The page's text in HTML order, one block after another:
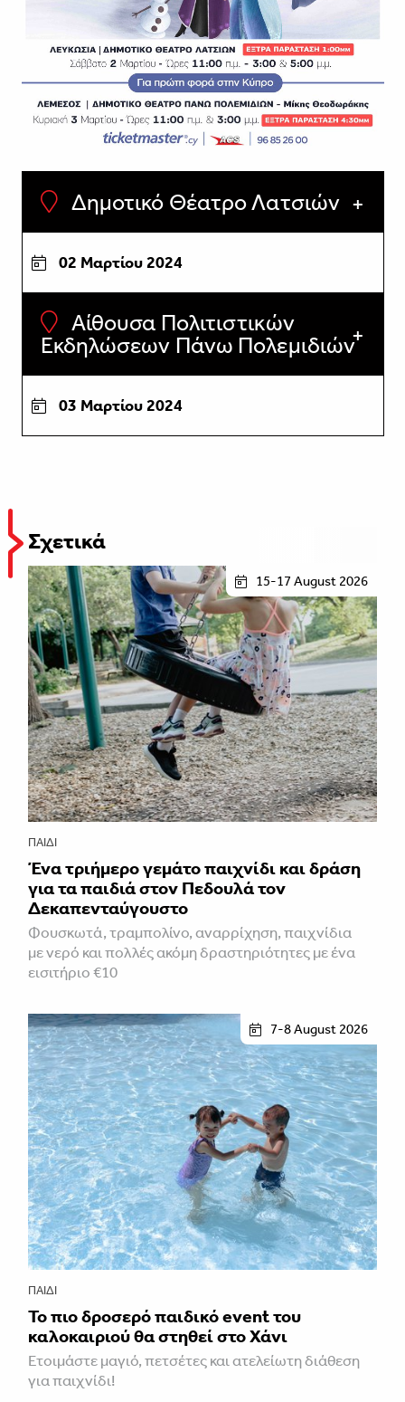
Δημοτικό Θέατρο Λατσιών
02 Μαρτίου 2024
Αίθουσα Πολιτιστικών
Εκδηλώσεων Πάνω Πολεμιδιών
03 Μαρτίου 2024
Σχετικά
15-17 August 2026
ΠΑΙΔΊ
Ένα τριήμερο γεμάτο παιχνίδι και δράση
για τα παιδιά στον Πεδουλά τον
Δεκαπενταύγουστο
Φουσκωτά, τραμπολίνο, αναρρίχηση, παιχνίδια
με νερό και πολλές ακόμη δραστηριότητες με ένα
εισιτήριο €10
7-8 August 2026
ΠΑΙΔΊ
Το πιο δροσερό παιδικό event του
καλοκαιριού θα στηθεί στο Χάνι
Ετοιμάστε μαγιό, πετσέτες και ατελείωτη διάθεση
για παιχνίδι!